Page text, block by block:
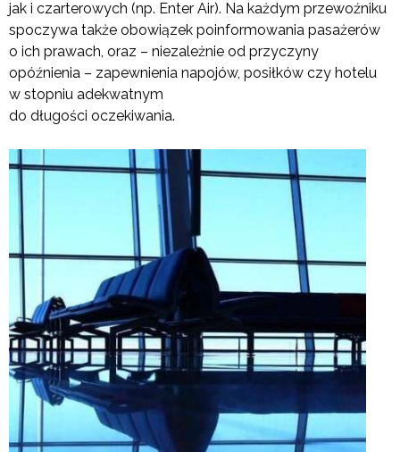
jak i czarterowych (np. Enter Air). Na każdym przewoźniku
spoczywa także obowiązek poinformowania pasażerów
o ich prawach, oraz – niezależnie od przyczyny
opóźnienia – zapewnienia napojów, posiłków czy hotelu
w stopniu adekwatnym
do długości oczekiwania.